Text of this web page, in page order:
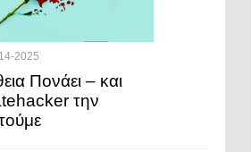
2025
Πονάει – και
την